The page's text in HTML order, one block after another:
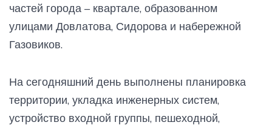
частей города – квартале, образованном
улицами Довлатова, Сидорова и набережной
Газовиков.
На сегодняшний день выполнены планировка
территории, укладка инженерных систем,
устройство входной группы, пешеходной,